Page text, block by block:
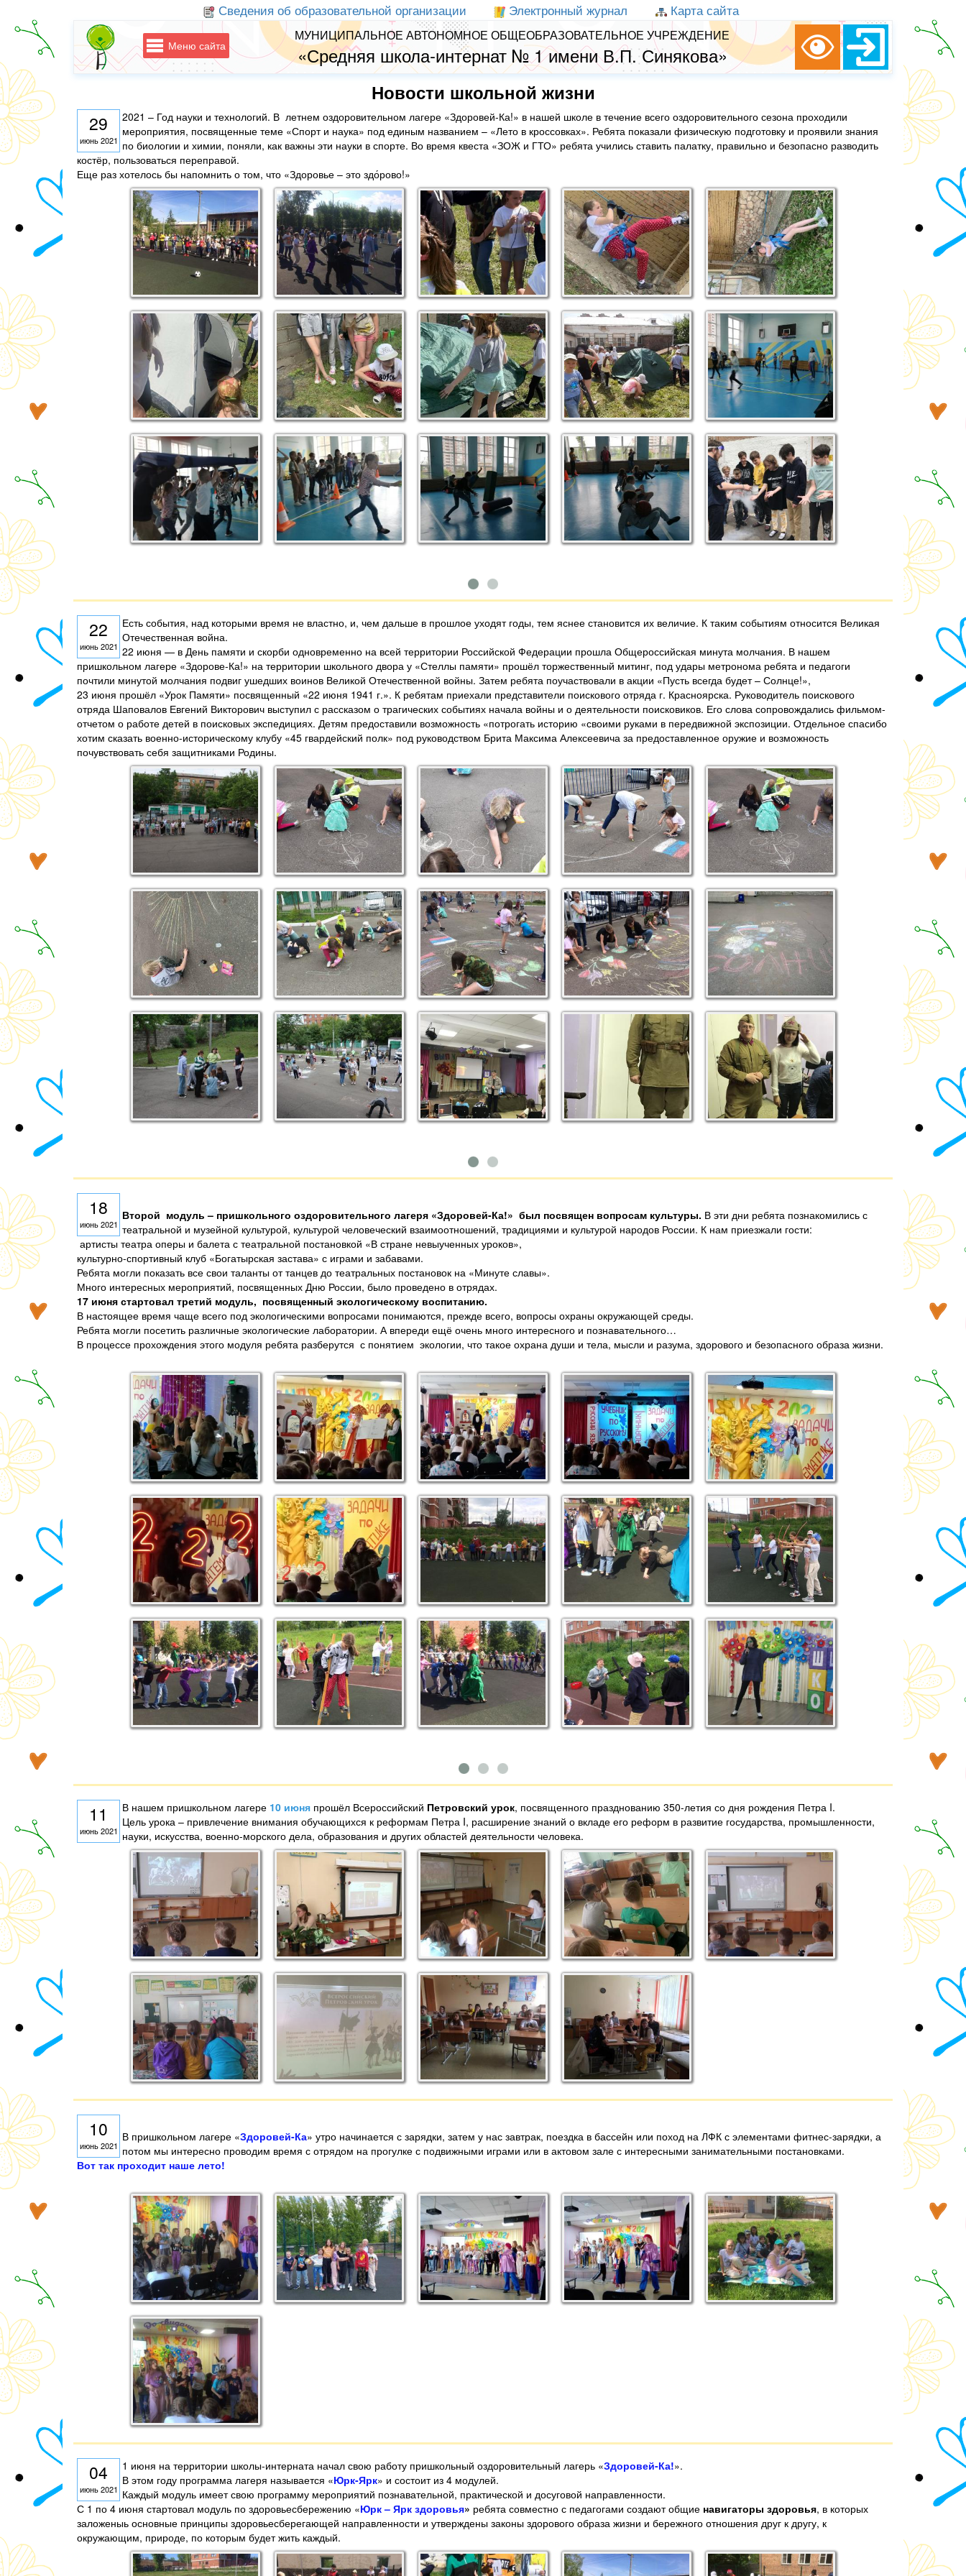
Сведения об образовательной организации Электронный журнал Карта сайта
Меню сайта
МУНИЦИПАЛЬНОЕ АВТОНОМНОЕ ОБЩЕОБРАЗОВАТЕЛЬНОЕ УЧРЕЖДЕНИЕ
«Средняя школа-интернат № 1 имени В.П. Синякова»
Новости школьной жизни
29
июнь 2021
2021 – Год науки и технологий. В летнем оздоровительном лагере «Здоровей-Ка!» в нашей школе в течение всего оздоровительного сезона проходили
мероприятия, посвященные теме «Спорт и наука» под единым названием – «Лето в кроссовках». Ребята показали физическую подготовку и проявили знания
по биологии и химии, поняли, как важны эти науки в спорте. Во время квеста «ЗОЖ и ГТО» ребята учились ставить палатку, правильно и безопасно разводить
костёр, пользоваться переправой.
Еще раз хотелось бы напомнить о том, что «Здоровье – это здо́рово!»
22
июнь 2021
Есть события, над которыми время не властно, и, чем дальше в прошлое уходят годы, тем яснее становится их величие. К таким событиям относится Великая
Отечественная война.
22 июня — в День памяти и скорби одновременно на всей территории Российской Федерации прошла Общероссийская минута молчания. В нашем
пришкольном лагере «Здорове-Ка!» на территории школьного двора у «Стеллы памяти» прошёл торжественный митинг, под удары метронома ребята и педагоги
почтили минутой молчания подвиг ушедших воинов Великой Отечественной войны. Затем ребята поучаствовали в акции «Пусть всегда будет – Солнце!»,
23 июня прошёл «Урок Памяти» посвященный «22 июня 1941 г.». К ребятам приехали представители поискового отряда г. Красноярска. Руководитель поискового
отряда Шаповалов Евгений Викторович выступил с рассказом о трагических событиях начала войны и о деятельности поисковиков. Его слова сопровождались фильмом-
отчетом о работе детей в поисковых экспедициях. Детям предоставили возможность «потрогать историю «своими руками в передвижной экспозиции. Отдельное спасибо
хотим сказать военно-историческому клубу «45 гвардейский полк» под руководством Брита Максима Алексеевича за предоставленное оружие и возможность
почувствовать себя защитниками Родины.
18
июнь 2021
Второй модуль – пришкольного оздоровительного лагеря «Здоровей-Ка!» был посвящен вопросам культуры. В эти дни ребята познакомились с
театральной и музейной культурой, культурой человеческий взаимоотношений, традициями и культурой народов России. К нам приезжали гости:
артисты театра оперы и балета с театральной постановкой «В стране невыученных уроков»,
культурно-спортивный клуб «Богатырская застава» с играми и забавами.
Ребята могли показать все свои таланты от танцев до театральных постановок на «Минуте славы».
Много интересных мероприятий, посвященных Дню России, было проведено в отрядах.
17 июня стартовал третий модуль, посвященный экологическому воспитанию.
В настоящее время чаще всего под экологическими вопросами понимаются, прежде всего, вопросы охраны окружающей среды.
Ребята могли посетить различные экологические лаборатории. А впереди ещё очень много интересного и познавательного…
В процессе прохождения этого модуля ребята разберутся с понятием экологии, что такое охрана души и тела, мысли и разума, здорового и безопасного образа жизни.
11
июнь 2021
В нашем пришкольном лагере 10 июня прошёл Всероссийский Петровский урок, посвященного празднованию 350-летия со дня рождения Петра I.
Цель урока – привлечение внимания обучающихся к реформам Петра I, расширение знаний о вкладе его реформ в развитие государства, промышленности,
науки, искусства, военно-морского дела, образования и других областей деятельности человека.
10
июнь 2021
В пришкольном лагере «Здоровей-Ка» утро начинается с зарядки, затем у нас завтрак, поездка в бассейн или поход на ЛФК с элементами фитнес-зарядки, а
потом мы интересно проводим время с отрядом на прогулке с подвижными играми или в актовом зале с интересными занимательными постановками.
Вот так проходит наше лето!
04
июнь 2021
1 июня на территории школы-интерната начал свою работу пришкольный оздоровительный лагерь «Здоровей-Ка!».
В этом году программа лагеря называется «Юрк-Ярк» и состоит из 4 модулей.
Каждый модуль имеет свою программу мероприятий познавательной, практической и досуговой направленности.
С 1 по 4 июня стартовал модуль по здоровьесбережению «Юрк – Ярк здоровья» ребята совместно с педагогами создают общие навигаторы здоровья, в которых
заложеныь основные принципы здоровьесберегающей направленности и утверждены законы здорового образа жизни и бережного отношения друг к другу, к
окружающим, природе, по которым будет жить каждый.